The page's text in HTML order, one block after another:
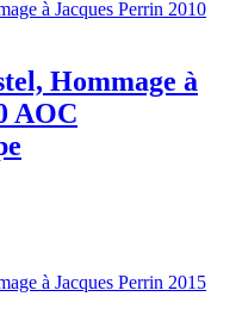
Hommage à
AOC